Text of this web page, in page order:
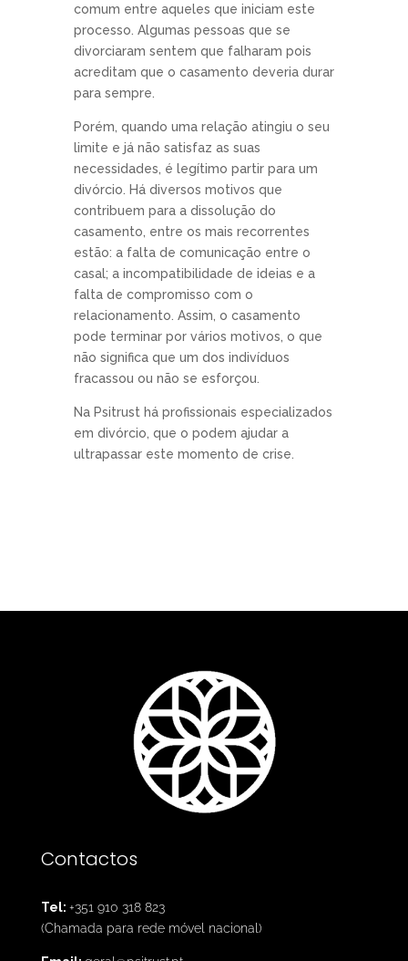
comum entre aqueles que iniciam este
processo. Algumas pessoas que se
divorciaram sentem que falharam pois
acreditam que o casamento deveria durar
para sempre.
Porém, quando uma relação atingiu o seu
limite e já não satisfaz as suas
necessidades, é legítimo partir para um
divórcio. Há diversos motivos que
contribuem para a dissolução do
casamento, entre os mais recorrentes
estão: a falta de comunicação entre o
casal; a incompatibilidade de ideias e a
falta de compromisso com o
relacionamento. Assim, o casamento
pode terminar por vários motivos, o que
não significa que um dos indivíduos
fracassou ou não se esforçou.
Na Psitrust há profissionais especializados
em divórcio, que o podem ajudar a
ultrapassar este momento de crise.
Contactos
Tel: +351 910 318 823
(Chamada para rede móvel nacional)